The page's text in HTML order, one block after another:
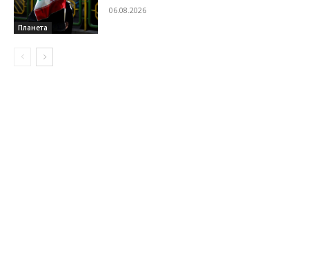
Планета
06.08.2026